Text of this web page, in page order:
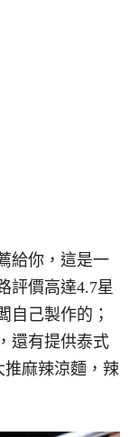
給你，這是一
評價高達4.7星
自己製作的；
還有提供泰式
推麻辣涼麵，辣